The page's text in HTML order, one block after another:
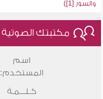
والسور [1])
مكتبتك الصوتية
اسم
المستخدم:
كـلـــمـة